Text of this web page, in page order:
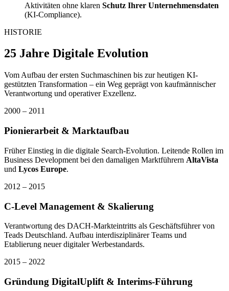
Aktivitäten ohne klaren Schutz Ihrer Unternehmensdaten
(KI-Compliance).
HISTORIE
25 Jahre Digitale Evolution
Vom Aufbau der ersten Suchmaschinen bis zur heutigen KI-
gestützten Transformation – ein Weg geprägt von kaufmännischer
Verantwortung und operativer Exzellenz.
2000 – 2011
Pionierarbeit & Marktaufbau
Früher Einstieg in die digitale Search-Evolution. Leitende Rollen im
Business Development bei den damaligen Marktführern AltaVista
und Lycos Europe.
2012 – 2015
C-Level Management & Skalierung
Verantwortung des DACH-Markteintritts als Geschäftsführer von
Teads Deutschland. Aufbau interdisziplinärer Teams und
Etablierung neuer digitaler Werbestandards.
2015 – 2022
Gründung DigitalUplift & Interims-Führung